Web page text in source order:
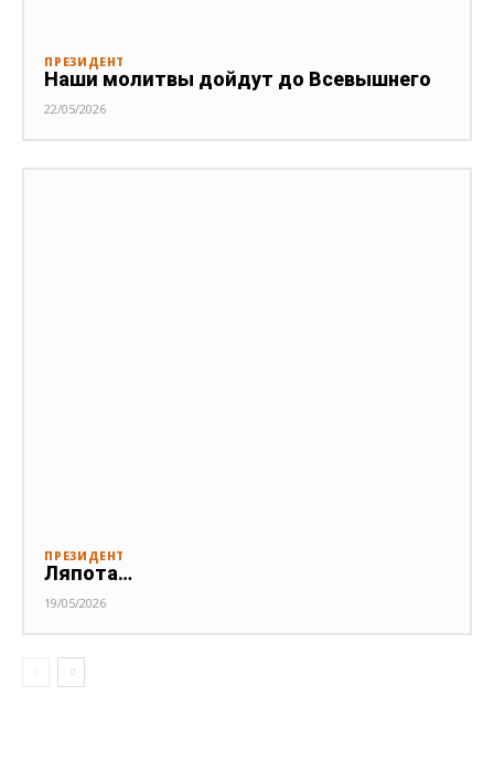
ПРЕЗИДЕНТ
Наши молитвы дойдут до Всевышнего
22/05/2026
ПРЕЗИДЕНТ
Ляпота…
19/05/2026